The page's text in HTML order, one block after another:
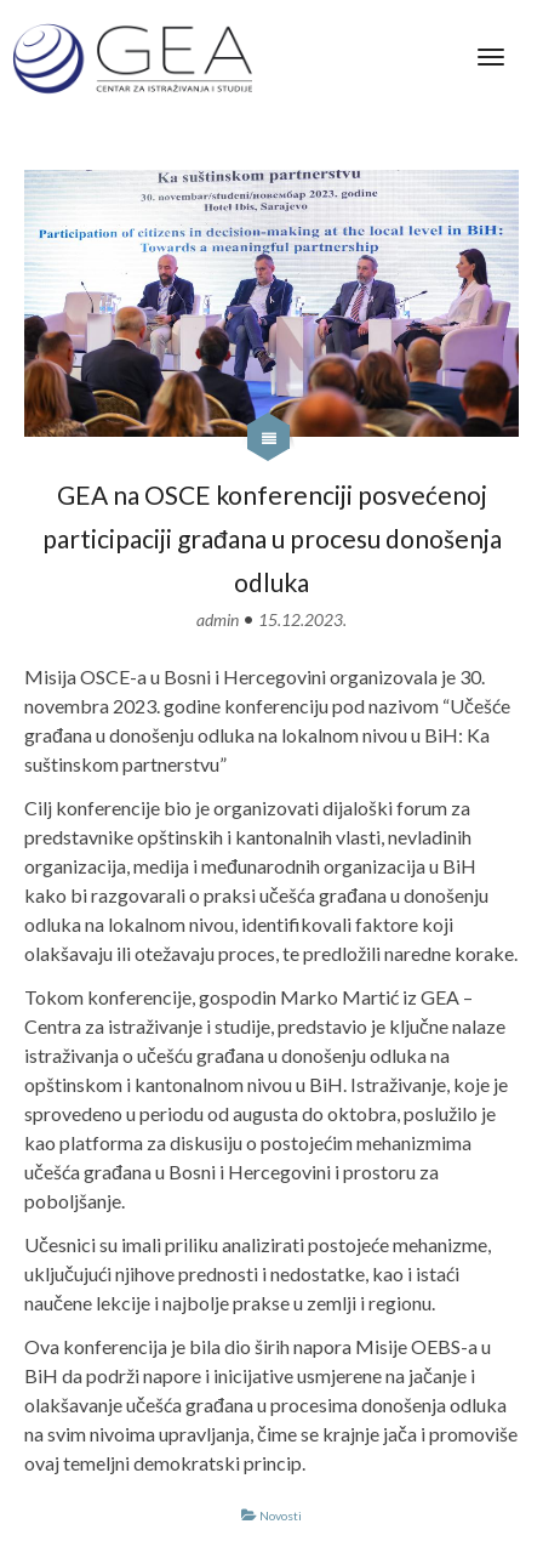
GEA na OSCE konferenciji posvećenoj
participaciji građana u procesu donošenja
odluka
admin • 15.12.2023.
Misija OSCE-a u Bosni i Hercegovini organizovala je 30.
novembra 2023. godine konferenciju pod nazivom “Učešće
građana u donošenju odluka na lokalnom nivou u BiH: Ka
suštinskom partnerstvu”
Cilj konferencije bio je organizovati dijaloški forum za
predstavnike opštinskih i kantonalnih vlasti, nevladinih
organizacija, medija i međunarodnih organizacija u BiH
kako bi razgovarali o praksi učešća građana u donošenju
odluka na lokalnom nivou, identifikovali faktore koji
olakšavaju ili otežavaju proces, te predložili naredne korake.
Tokom konferencije, gospodin Marko Martić iz GEA –
Centra za istraživanje i studije, predstavio je ključne nalaze
istraživanja o učešću građana u donošenju odluka na
opštinskom i kantonalnom nivou u BiH. Istraživanje, koje je
sprovedeno u periodu od augusta do oktobra, poslužilo je
kao platforma za diskusiju o postojećim mehanizmima
učešća građana u Bosni i Hercegovini i prostoru za
poboljšanje.
Učesnici su imali priliku analizirati postojeće mehanizme,
uključujući njihove prednosti i nedostatke, kao i istaći
naučene lekcije i najbolje prakse u zemlji i regionu.
Ova konferencija je bila dio širih napora Misije OEBS-a u
BiH da podrži napore i inicijative usmjerene na jačanje i
olakšavanje učešća građana u procesima donošenja odluka
na svim nivoima upravljanja, čime se krajnje jača i promoviše
ovaj temeljni demokratski princip.
Novosti